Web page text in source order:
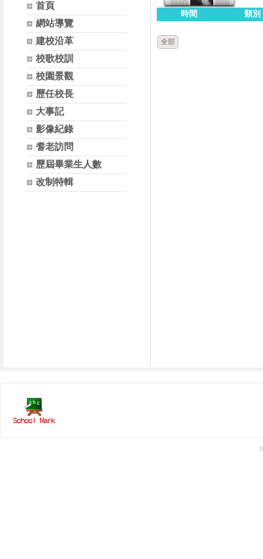
首頁
網站導覽
建校沿革
校歌校訓
校園景觀
歷任校長
大事記
影像紀錄
耆老訪問
歷屆畢業生人數
改制特輯
時間 類別
全部